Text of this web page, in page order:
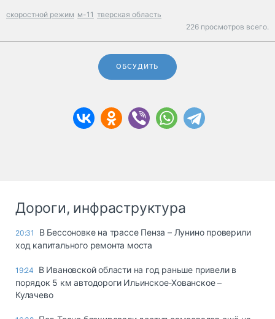
скоростной режим м-11 тверская область
226 просмотров всего.
ОБСУДИТЬ
Дороги, инфраструктура
20:31
В Бессоновке на трассе Пенза – Лунино проверили
ход капитального ремонта моста
19:24
В Ивановской области на год раньше привели в
порядок 5 км автодороги Ильинское-Хованское –
Кулачево